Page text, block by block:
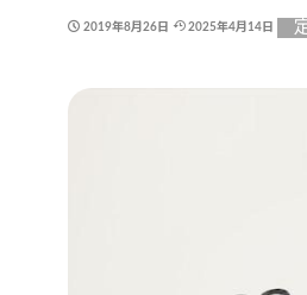
2019年8月26日 2025年4月14日